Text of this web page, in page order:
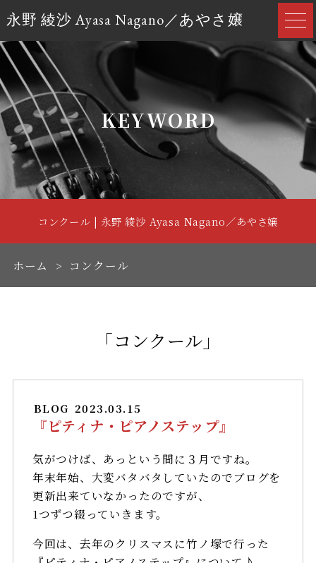
永野 綾沙 Ayasa Nagano／あやさ嬢
KEYWORD
コンクール | 永野 綾沙 Ayasa Nagano／あやさ嬢
ホーム コンクール
「コンクール」
BLOG 2023.03.15
『ピティナ・ピアノステップ』
気がつけば、あっという間に３月ですね。
年末年始、大変バタバタしていたのでブログを
更新出来ていなかったのですが、
1つずつ綴っていきます。
今回は、去年のクリスマスに竹ノ塚で行った